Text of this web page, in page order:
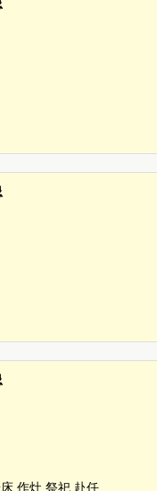
作灶 祭祀 赴任